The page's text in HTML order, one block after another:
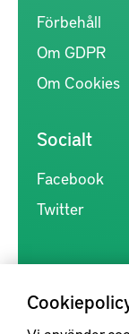
Förbehåll
Om GDPR
Om Cookies
Socialt
Facebook
Twitter